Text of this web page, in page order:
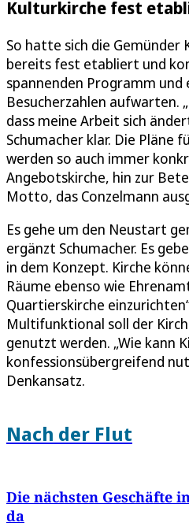
Kulturkirche fest
So hatte sich die Gemünder
bereits fest etabliert und
spannenden Programm und
Besucherzahlen aufwarten.
dass meine Arbeit sich
Schumacher klar. Die Pläne
werden so auch immer
Angebotskirche, hin zur
Motto, das Conzelmann
Es gehe um den Neustart
ergänzt Schumacher. Es
in dem Konzept. Kirche
Räume ebenso wie
Quartierskirche
Multifunktional soll der
genutzt werden. „Wie kann
konfessionsübergreifend
Denkansatz.
Nach der Flut
Die nächsten Geschäfte
da